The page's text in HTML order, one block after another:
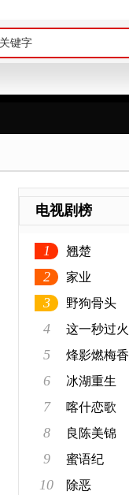
电视剧榜
1 翘楚
2 家业
3 野狗骨头
4 这一秒过火
5 烽影燃梅香
6 冰湖重生
7 喀什恋歌
8 良陈美锦
9 蜜语纪
10 除恶